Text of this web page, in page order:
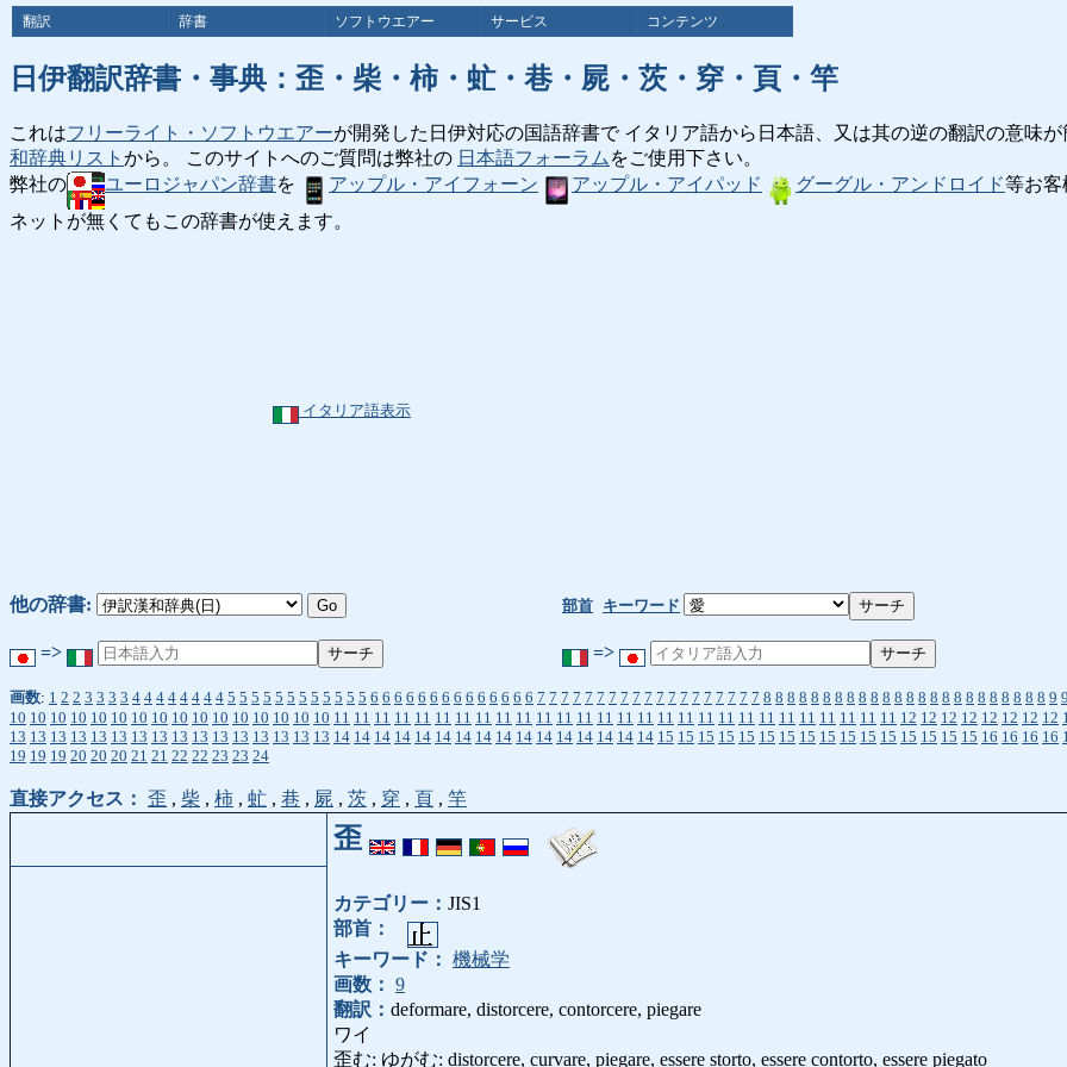
翻訳 辞書 ソフトウエアー サービス コンテンツ
日伊翻訳辞書・事典：歪・柴・柿・虻・巷・屍・茨・穿・頁・竿
これはフリーライト・ソフトウエアーが開発した日伊対応の国語辞書で イタリア語から日本語、又は其の逆の翻訳の意味
和辞典リスト から。 このサイトへのご質問は弊社の 日本語フォーラム をご使用下さい。
弊社の
ユーロジャパン辞書を アップル・アイフォーン アップル・アイパッド グーグル・アンドロイド等お客
ネットが無くてもこの辞書が使えます。
イタリア語表示
他の辞書: 部首 キーワード
=> =>
画数: 1 2 2 3 3 3 3 4 4 4 4 4 4 4 4 5 5 5 5 5 5 5 5 5 5 5 5 6 6 6 6 6 6 6 6 6 6 6 6 6 6 7 7 7 7 7 7 7 7 7 7 7 7 7 7 7 7 7 7 7 8 8 8 8 8 8 8 8 8 8 8 8 8 8 8 8 8 8 8 8 8 8 8 8 9 9
10 10 10 10 10 10 10 10 10 10 10 10 10 10 10 10 11 11 11 11 11 11 11 11 11 11 11 11 11 11 11 11 11 11 11 11 11 11 11 11 11 11 11 11 12 12 12 12 12 12 12 12
13 13 13 13 13 13 13 13 13 13 13 13 13 13 13 13 14 14 14 14 14 14 14 14 14 14 14 14 14 14 14 14 15 15 15 15 15 15 15 15 15 15 15 15 15 15 15 15 16 16 16 16
19 19 19 20 20 20 21 21 22 22 23 23 24
直接アクセス： 歪 , 柴 , 柿 , 虻 , 巷 , 屍 , 茨 , 穿 , 頁 , 竿
歪
カテゴリー： JIS1
部首：
キーワード： 機械学
画数： 9
翻訳： deformare, distorcere, contorcere, piegare
ワイ
歪む: ゆがむ: distorcere, curvare, piegare, essere storto, essere contorto, essere piegato